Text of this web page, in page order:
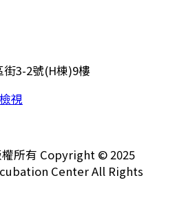
3-2號(H棟)9樓
視
所有 Copyright © 2025
Center All Rights